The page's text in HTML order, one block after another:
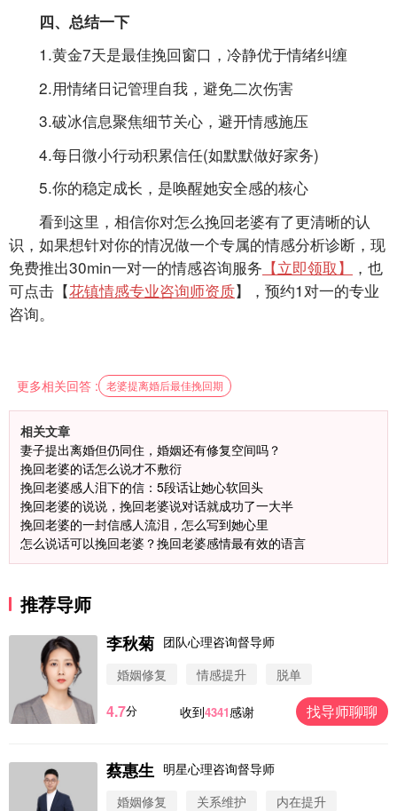
四、总结一下
1.黄金7天是最佳挽回窗口，冷静优于情绪纠缠
2.用情绪日记管理自我，避免二次伤害
3.破冰信息聚焦细节关心，避开情感施压
4.每日微小行动积累信任(如默默做好家务)
5.你的稳定成长，是唤醒她安全感的核心
看到这里，相信你对怎么挽回老婆有了更清晰的认
识，如果想针对你的情况做一个专属的情感分析诊断， 现
免费推出30min一对一的情感咨询服务 【立即领取】 ， 也
可点击【花镇情感专业咨询师资质】， 预约1对一的专业
咨询。
更多相关回答 : 老婆提离婚后最佳挽回期
相关文章
妻子提出离婚但仍同住，婚姻还有修复空间吗？
挽回老婆的话怎么说才不敷衍
挽回老婆感人泪下的信：5段话让她心软回头
挽回老婆的说说，挽回老婆说对话就成功了一大半
挽回老婆的一封信感人流泪，怎么写到她心里
怎么说话可以挽回老婆？挽回老婆感情最有效的语言
推荐导师
李秋菊 团队心理咨询督导师
婚姻修复
情感提升 脱单
4.7分 收到4341感谢 找导师聊聊
蔡惠生 明星心理咨询督导师
婚姻修复
关系维护 内在提升
微信用户 圆圈 通过此页面咨询，已获得专属情感方
案